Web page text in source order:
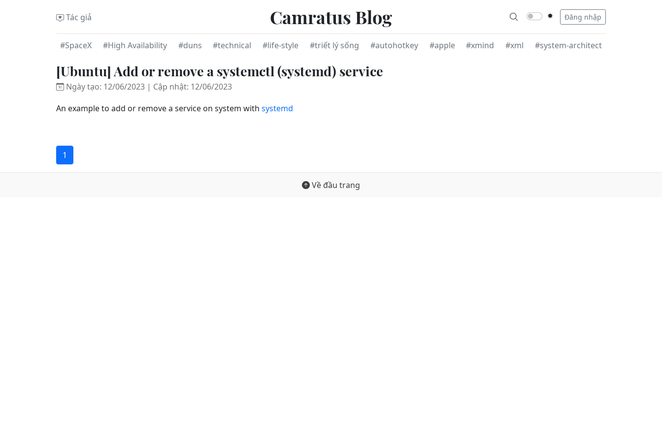
Tác giả Camratus Blog Đăng nhập
#SpaceX #High Availability #duns #technical #life-style #triết lý sống #autohotkey #apple #xmind #xml #system-architect
[Ubuntu] Add or remove a systemctl (systemd) service
Ngày tạo: 12/06/2023 | Cập nhật: 12/06/2023
An example to add or remove a service on system with systemd
1
Về đầu trang